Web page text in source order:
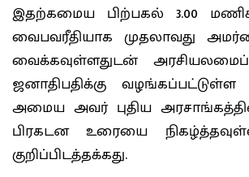
இதற்கமைய பிற்பகல் 3.00
வைபவரீதியாக முதலாவது
வைக்கவுள்ளதுடன்
ஜனாதிபதிக்கு வழங்கப்பட்டுள்ள
அமைய அவர் புதிய
பிரகடன உரையை
குறிப்பிடத்தக்கது.